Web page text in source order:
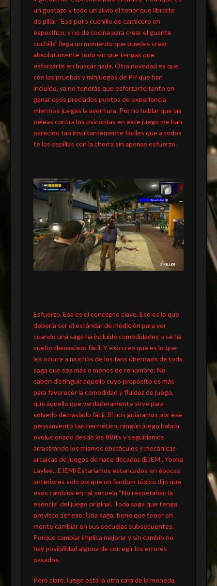
un gustazo y todo un alivio el tener que librarte
de pillar “Ese puto cuchillo de carnicero en
específico, y no de cocina para crear el guante
cuchilla” llega un momento que puedes crear
absolutamente todo sin que tengas que
esforzarte en buscar nada. Otra novedad es que
con las pruebas y minjuegos de PP que han
incluido, ya no tendrás que esforzarte tanto en
ganar esos preciados puntos de experiencia
mientras juegas la aventura. Por no hablar que las
peleas contra los psicóptas en este juego me han
parecido tan insultantemente fáciles que a todos
te los cepillas con la chorra sin apenas esfuerzo.
Esfuerzo. Esa es el concepto clave. Eso es lo que
debería ser el estándar de medición para ver
cuando una saga ha incluido comodidades o se ha
vuelto demasiado fácil. Y eso creo que es lo que
les ocurre a muchos de los fans übernazis de toda
saga que sea más o menos de renombre: No
saben distinguir aquello cuyo propósito es más
para favorecer la comodidad y fluidez de juego,
que aquello que verdaderamente sirve para
volverlo demasiado fácil. Si nos guiáramos por ese
pensamiento tan hermético, ningún juego habría
evolucionado desde los 8Bits y seguiríamos
arrastrando los mismos obstáculos y mecánicas
arcaicas de juegos de hace décadas (EJEM.. Yooka
Laylee…EJEM) Estaríamos estancados en épocas
anteriores solo porque un fandom tóxico dijo que
esos cambios en tal secuela “No respetaban la
esencia” del juego original. Toda saga que tenga
previsto ser eso: Una saga, tiene que tener en
mente cambiar en sus secuelas subsecuentes.
Porque cambiar implica mejorar y sin cambio no
hay posibilidad alguna de corregir los errores
pasados.
Pero claro, luego está la otra cara de la moneda.